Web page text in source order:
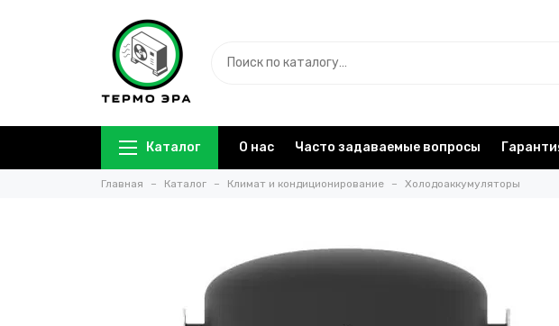
Каталог О нас Часто задаваемые вопросы
Главная Каталог Климат и кондиционирование Холодоаккумуляторы